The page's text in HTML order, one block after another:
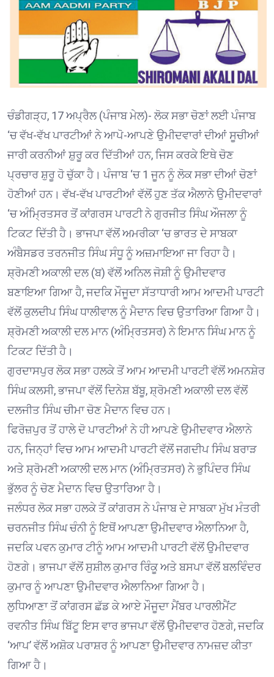
ਚੰਡੀਗੜ੍ਹ, 17 ਅਪ੍ਰੈਲ (ਪੰਜਾਬ ਮੇਲ)- ਲੋਕ ਸਭਾ ਚੋਣਾਂ ਲਈ ਪੰਜਾਬ
‘ਚ ਵੱਖ-ਵੱਖ ਪਾਰਟੀਆਂ ਨੇ ਆਪੋ-ਆਪਣੇ ਉਮੀਦਵਾਰਾਂ ਦੀਆਂ ਸੂਚੀਆਂ
ਜਾਰੀ ਕਰਨੀਆਂ ਸ਼ੁਰੂ ਕਰ ਦਿੱਤੀਆਂ ਹਨ, ਜਿਸ ਕਰਕੇ ਇਥੇ ਚੋਣ
ਪ੍ਰਚਾਰ ਸ਼ੁਰੂ ਹੋ ਚੁੱਕਾ ਹੈ। ਪੰਜਾਬ ‘ਚ 1 ਜੂਨ ਨੂੰ ਲੋਕ ਸਭਾ ਦੀਆਂ ਚੋਣਾਂ
ਹੋਣੀਆਂ ਹਨ। ਵੱਖ-ਵੱਖ ਪਾਰਟੀਆਂ ਵੱਲੋਂ ਹੁਣ ਤੱਕ ਐਲਾਨੇ ਉਮੀਦਵਾਰਾਂ
‘ਚ ਅੰਮ੍ਰਿਤਸਰ ਤੋਂ ਕਾਂਗਰਸ ਪਾਰਟੀ ਨੇ ਗੁਰਜੀਤ ਸਿੰਘ ਔਜਲਾ ਨੂੰ
ਟਿਕਟ ਦਿੱਤੀ ਹੈ। ਭਾਜਪਾ ਵੱਲੋਂ ਅਮਰੀਕਾ ‘ਚ ਭਾਰਤ ਦੇ ਸਾਬਕਾ
ਅੰਬੈਸਡਰ ਤਰਨਜੀਤ ਸਿੰਘ ਸੰਧੂ ਨੂੰ ਅਜ਼ਮਾਇਆ ਜਾ ਰਿਹਾ ਹੈ।
ਸ਼੍ਰੋਮਣੀ ਅਕਾਲੀ ਦਲ (ਬ) ਵੱਲੋਂ ਅਨਿਲ ਜੋਸ਼ੀ ਨੂੰ ਉਮੀਦਵਾਰ
ਬਣਾਇਆ ਗਿਆ ਹੈ, ਜਦਕਿ ਮੌਜੂਦਾ ਸੱਤਾਧਾਰੀ ਆਮ ਆਦਮੀ ਪਾਰਟੀ
ਵੱਲੋਂ ਕੁਲਦੀਪ ਸਿੰਘ ਧਾਲੀਵਾਲ ਨੂੰ ਮੈਦਾਨ ਵਿਚ ਉਤਾਰਿਆ ਗਿਆ ਹੈ।
ਸ਼੍ਰੋਮਣੀ ਅਕਾਲੀ ਦਲ ਮਾਨ (ਅੰਮ੍ਰਿਤਸਰ) ਨੇ ਇਮਾਨ ਸਿੰਘ ਮਾਨ ਨੂੰ
ਟਿਕਟ ਦਿੱਤੀ ਹੈ।
ਗੁਰਦਾਸਪੁਰ ਲੋਕ ਸਭਾ ਹਲਕੇ ਤੋਂ ਆਮ ਆਦਮੀ ਪਾਰਟੀ ਵੱਲੋਂ ਅਮਨਸ਼ੇਰ
ਸਿੰਘ ਕਲਸੀ, ਭਾਜਪਾ ਵੱਲੋਂ ਦਿਨੇਸ਼ ਬੱਬੂ, ਸ਼੍ਰੋਮਣੀ ਅਕਾਲੀ ਦਲ ਵੱਲੋਂ
ਦਲਜੀਤ ਸਿੰਘ ਚੀਮਾ ਚੋਣ ਮੈਦਾਨ ਵਿਚ ਹਨ।
ਫਿਰੋਜ਼ਪੁਰ ਤੋਂ ਹਾਲੇ ਦੋ ਪਾਰਟੀਆਂ ਨੇ ਹੀ ਆਪਣੇ ਉਮੀਦਵਾਰ ਐਲਾਨੇ
ਹਨ, ਜਿਨ੍ਹਾਂ ਵਿਚ ਆਮ ਆਦਮੀ ਪਾਰਟੀ ਵੱਲੋਂ ਜਗਦੀਪ ਸਿੰਘ ਬਰਾੜ
ਅਤੇ ਸ਼੍ਰੋਮਣੀ ਅਕਾਲੀ ਦਲ ਮਾਨ (ਅੰਮ੍ਰਿਤਸਰ) ਨੇ ਭੁਪਿੰਦਰ ਸਿੰਘ
ਭੁੱਲਰ ਨੂੰ ਚੋਣ ਮੈਦਾਨ ਵਿਚ ਉਤਾਰਿਆ ਹੈ।
ਜਲੰਧਰ ਲੋਕ ਸਭਾ ਹਲਕੇ ਤੋਂ ਕਾਂਗਰਸ ਨੇ ਪੰਜਾਬ ਦੇ ਸਾਬਕਾ ਮੁੱਖ ਮੰਤਰੀ
ਚਰਨਜੀਤ ਸਿੰਘ ਚੰਨੀ ਨੂੰ ਇਥੋਂ ਆਪਣਾ ਉਮੀਦਵਾਰ ਐਲਾਨਿਆ ਹੈ,
ਜਦਕਿ ਪਵਨ ਕੁਮਾਰ ਟੀਨੂੰ ਆਮ ਆਦਮੀ ਪਾਰਟੀ ਵੱਲੋਂ ਉਮੀਦਵਾਰ
ਹੋਣਗੇ। ਭਾਜਪਾ ਵੱਲੋਂ ਸੁਸ਼ੀਲ ਕੁਮਾਰ ਰਿੰਕੂ ਅਤੇ ਬਸਪਾ ਵੱਲੋਂ ਬਲਵਿੰਦਰ
ਕੁਮਾਰ ਨੂੰ ਆਪਣਾ ਉਮੀਦਵਾਰ ਐਲਾਨਿਆ ਗਿਆ ਹੈ।
ਲੁਧਿਆਣਾ ਤੋਂ ਕਾਂਗਰਸ ਛੱਡ ਕੇ ਆਏ ਮੌਜੂਦਾ ਮੈਂਬਰ ਪਾਰਲੀਮੈਂਟ
ਰਵਨੀਤ ਸਿੰਘ ਬਿੱਟੂ ਇਸ ਵਾਰ ਭਾਜਪਾ ਵੱਲੋਂ ਉਮੀਦਵਾਰ ਹੋਣਗੇ, ਜਦਕਿ
‘ਆਪ’ ਵੱਲੋਂ ਅਸ਼ੋਕ ਪਰਾਸ਼ਰ ਨੂੰ ਆਪਣਾ ਉਮੀਦਵਾਰ ਨਾਮਜ਼ਦ ਕੀਤਾ
ਗਿਆ ਹੈ।